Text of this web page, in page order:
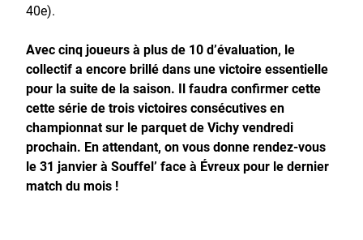
40e).
Avec cinq joueurs à plus de 10 d’évaluation, le
collectif a encore brillé dans une victoire essentielle
pour la suite de la saison. Il faudra confirmer cette
cette série de trois victoires consécutives en
championnat sur le parquet de Vichy vendredi
prochain. En attendant, on vous donne rendez-vous
le 31 janvier à Souffel’ face à Évreux pour le dernier
match du mois !